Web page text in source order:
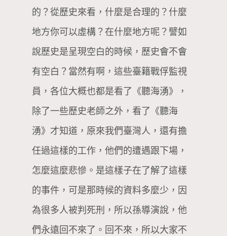
的？從歷史來看，什麼是合理的？什麼
地方你可以虛構？在什麼地方呢？譬如
說歷史是呈現空白的時候，歷史會不會
有空白？當然有啊，這些臺籍戰俘監視
員，各位大概也都是看了《聽海湧》，
除了一些歷史老師之外，看了《聽海
湧》才知道，原來我們臺灣人，還有擔
任過這樣的工作，他們的遭遇跟下場，
怎麼這麼悲慘。是這樣子在了解了這樣
的事件，可是那時候的資料多麼少，因
為很多人被判死刑，所以孫導演說，他
們永遠回不來了。回不來，所以大家不